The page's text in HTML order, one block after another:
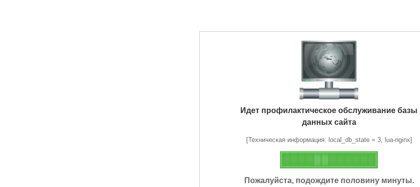
Идет профилактическое обслуживание базы
данных сайта
[Техническая информация: local_db_state = 3, lua-nginx]
Пожалуйста, подождите половину минуты.